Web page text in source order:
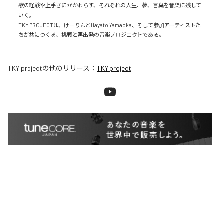
歌の経験や上手さにかかわらず、それぞれの人生、夢、言葉を音楽に残して
いく。
TKY PROJECTは、けーりんとHayato Yamaoka、そして参加アーティストた
ちが共につくる、挑戦と再出発の音楽プロジェクトである。
TKY projectの他のリリース： TKY project